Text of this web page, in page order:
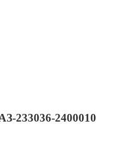
233036-2400010